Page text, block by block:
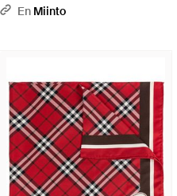
En Miinto